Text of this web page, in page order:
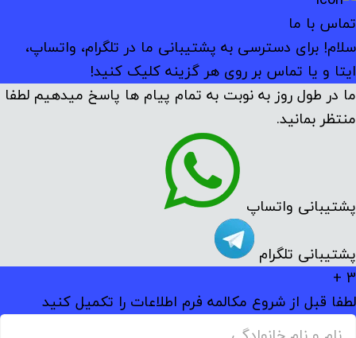
تماس با ما
سلام! برای دسترسی به پشتیبانی ما در تلگرام، واتساپ،
ایتا و یا تماس بر روی هر گزینه کلیک کنید!
ما در طول روز به نوبت به تمام پیام ها پاسخ میدهیم لطفا
منتظر بمانید.
پشتیبانی واتساپ
پشتیبانی تلگرام
3 +
لطفا قبل از شروع مکالمه فرم اطلاعات را تکمیل کنید